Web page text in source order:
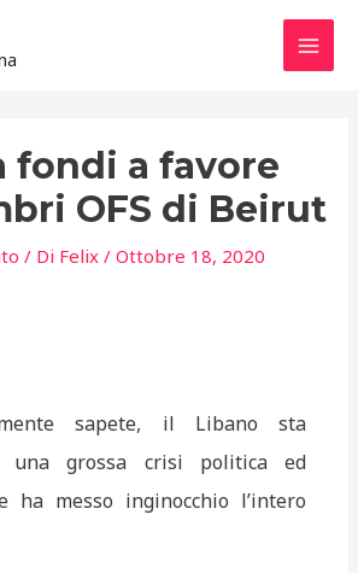
Main
fondi a favore
OFS di Beirut
/ Di Felix/Ottobre 18, 2020
sapete, il Libano sta
una grossa crisi politica ed
ha messo inginocchio l’intero